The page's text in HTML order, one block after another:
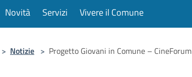
Novità Servizi Vivere il Comune
> Notizie > Progetto Giovani in Comune – CineForum